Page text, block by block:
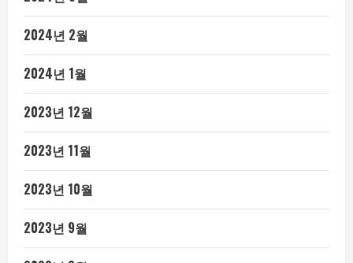
2024년 2월
2024년 1월
2023년 12월
2023년 11월
2023년 10월
2023년 9월